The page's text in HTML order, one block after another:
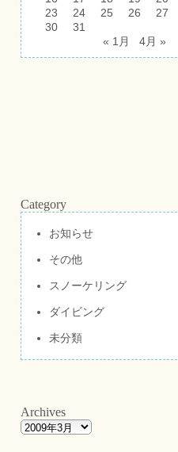
23
24 25 26 27
30
31
« 1月
4月 »
Category
お知らせ
その他
スノーケリング
ダイビング
未分類
Archives